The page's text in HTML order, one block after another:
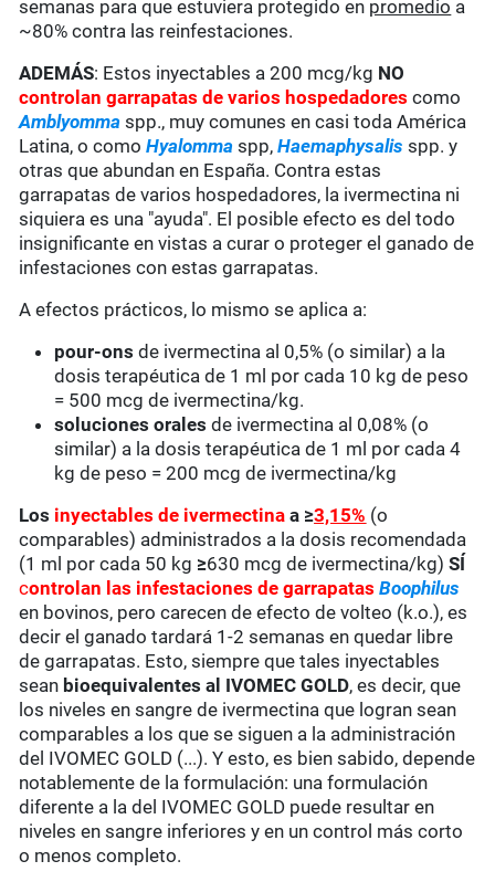
semanas para que estuviera protegido en promedio a
~80% contra las reinfestaciones.
ADEMÁS: Estos inyectables a 200 mcg/kg NO
controlan garrapatas de varios hospedadores como
Amblyomma spp., muy comunes en casi toda América
Latina, o comoHyalomma spp,Haemaphysalis spp. y
otras que abundan en España. Contra estas
garrapatas de varios hospedadores, la ivermectina ni
siquiera es una "ayuda". El posible efecto es del todo
insignificante en vistas a curar o proteger el ganado de
infestaciones con estas garrapatas.
A efectos prácticos, lo mismo se aplica a:
pour-ons de ivermectina al 0,5% (o similar) a la
dosis terapéutica de 1 ml por cada 10 kg de peso
= 500 mcg de ivermectina/kg.
soluciones orales de ivermectina al 0,08% (o
similar) a la dosis terapéutica de 1 ml por cada 4
kg de peso = 200 mcg de ivermectina/kg
Los inyectables de ivermectina a ≥3,15% (o
comparables) administrados a la dosis recomendada
(1 ml por cada 50 kg ≥630 mcg de ivermectina/kg)SÍ
controlan las infestaciones de garrapatas Boophilus
en bovinos, pero carecen de efecto de volteo (k.o.), es
decir el ganado tardará 1-2 semanas en quedar libre
de garrapatas. Esto, siempre que tales inyectables
sean bioequivalentes al IVOMEC GOLD, es decir, que
los niveles en sangre de ivermectina que logran sean
comparables a los que se siguen a la administración
del IVOMEC GOLD (...). Y esto, es bien sabido, depende
notablemente de la formulación: una formulación
diferente a la del IVOMEC GOLD puede resultar en
niveles en sangre inferiores y en un control más corto
o menos completo.